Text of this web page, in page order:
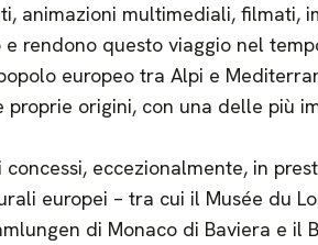
animazioni multimediali, filmati,
e rendono questo viaggio nel
europeo tra Alpi e
origini, con una delle più
concessi, eccezionalmente, in
europei – tra cui il Musée du
di Monaco di Baviera e il